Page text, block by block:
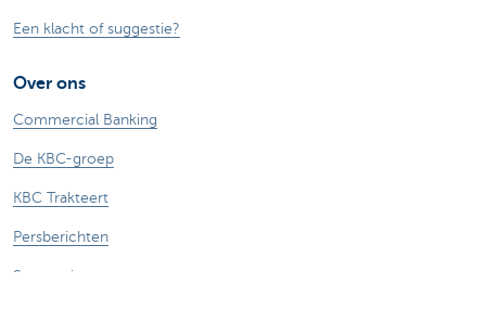
Een klacht of suggestie?
Over ons
Commercial Banking
De KBC-groep
KBC Trakteert
Persberichten
Sponsoring